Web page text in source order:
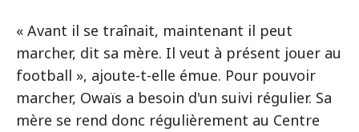
« Avant il se traînait, maintenant il peut
marcher, dit sa mère. Il veut à présent jouer au
football », ajoute-t-elle émue. Pour pouvoir
marcher, Owaïs a besoin d'un suivi régulier. Sa
mère se rend donc régulièrement au Centre